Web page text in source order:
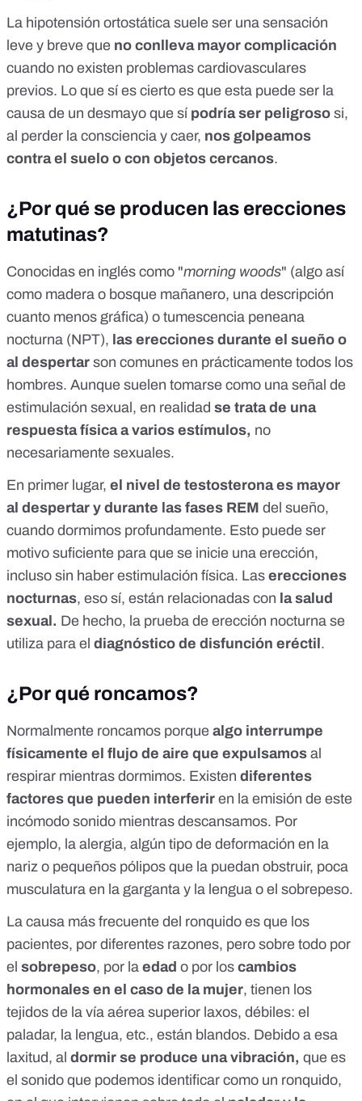
La hipotensión ortostática suele ser una sensación
leve y breve que no conlleva mayor complicación
cuando no existen problemas cardiovasculares
previos. Lo que sí es cierto es que esta puede ser la
causa de un desmayo que sí podría ser peligroso si,
al perder la consciencia y caer, nos golpeamos
contra el suelo o con objetos cercanos.
¿Por qué se producen las erecciones
matutinas?
Conocidas en inglés como "morning woods" (algo así
como madera o bosque mañanero, una descripción
cuanto menos gráfica) o tumescencia peneana
nocturna (NPT), las erecciones durante el sueño o
al despertar son comunes en prácticamente todos los
hombres. Aunque suelen tomarse como una señal de
estimulación sexual, en realidad se trata de una
respuesta física a varios estímulos, no
necesariamente sexuales.
En primer lugar, el nivel de testosterona es mayor
al despertar y durante las fases REM del sueño,
cuando dormimos profundamente. Esto puede ser
motivo suficiente para que se inicie una erección,
incluso sin haber estimulación física. Las erecciones
nocturnas, eso sí, están relacionadas con la salud
sexual. De hecho, la prueba de erección nocturna se
utiliza para el diagnóstico de disfunción eréctil .
¿Por qué roncamos?
Normalmente roncamos porque algo interrumpe
físicamente el flujo de aire que expulsamos al
respirar mientras dormimos. Existen diferentes
factores que pueden interferir en la emisión de este
incómodo sonido mientras descansamos. Por
ejemplo, la alergia, algún tipo de deformación en la
nariz o pequeños pólipos que la puedan obstruir, poca
musculatura en la garganta y la lengua o el sobrepeso.
La causa más frecuente del ronquido es que los
pacientes, por diferentes razones, pero sobre todo por
el sobrepeso, por la edad o por los cambios
hormonales en el caso de la mujer, tienen los
tejidos de la vía aérea superior laxos, débiles: el
paladar, la lengua, etc., están blandos. Debido a esa
laxitud, al dormir se produce una vibración, que es
el sonido que podemos identificar como un ronquido,